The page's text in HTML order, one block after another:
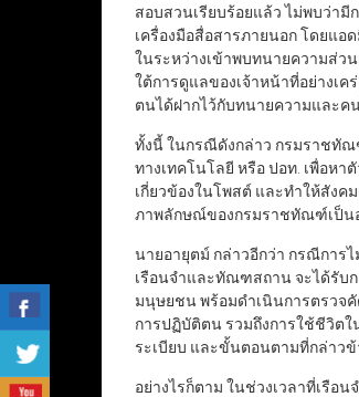
สอบสวนเรียบร้อยแล้ว ไม่พบว่ามี
เครื่องมือสื่อสารภายนอก โดยแ
ในระหว่างเข้าพบทนายความส่ว
ใต้การดูแลของเจ้าหน้าที่อย่างเ
ตนได้ฝากไว้กับทนายความและค
ทั้งนี้ ในกรณีดังกล่าว กรมราชทัณ
ทางเทคโนโลยี หรือ ปอท. เพื่อห
เกี่ยวข้องในโพสต์ และทำให้สัง
ภาพลักษณ์ของกรมราชทัณฑ์เป็น
นายอายุตม์ กล่าวอีกว่า กรณีการ
เรือนจำและทัณฑสถาน จะได้รับ
มนุษยชน พร้อมดำเนินการตรวจ
การปฏิบัติตน รวมถึงการใช้ชีวิตใ
ระเบียบ และขั้นตอนตามที่กล่าว
อย่างไรก็ตาม ในช่วงเวลาที่เรือ